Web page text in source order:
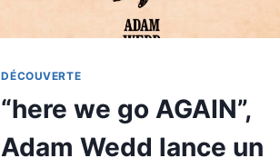
DÉCOUVERTE
“here we go AGAIN”,
Adam Wedd lance un